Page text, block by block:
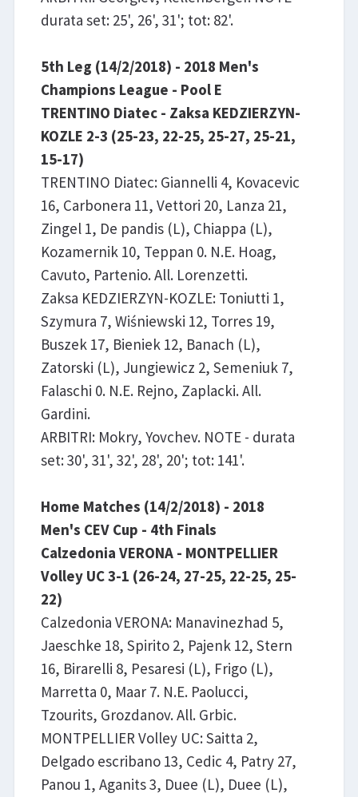
durata set: 25', 26', 31'; tot: 82'.
5th Leg (14/2/2018) - 2018 Men's
Champions League - Pool E
TRENTINO Diatec - Zaksa KEDZIERZYN-
KOZLE 2-3 (25-23, 22-25, 25-27, 25-21,
15-17)
TRENTINO Diatec: Giannelli 4, Kovacevic
16, Carbonera 11, Vettori 20, Lanza 21,
Zingel 1, De pandis (L), Chiappa (L),
Kozamernik 10, Teppan 0. N.E. Hoag,
Cavuto, Partenio. All. Lorenzetti.
Zaksa KEDZIERZYN-KOZLE: Toniutti 1,
Szymura 7, Wiśniewski 12, Torres 19,
Buszek 17, Bieniek 12, Banach (L),
Zatorski (L), Jungiewicz 2, Semeniuk 7,
Falaschi 0. N.E. Rejno, Zaplacki. All.
Gardini.
ARBITRI: Mokry, Yovchev. NOTE - durata
set: 30', 31', 32', 28', 20'; tot: 141'.
Home Matches (14/2/2018) - 2018
Men's CEV Cup - 4th Finals
Calzedonia VERONA - MONTPELLIER
Volley UC 3-1 (26-24, 27-25, 22-25, 25-
22)
Calzedonia VERONA: Manavinezhad 5,
Jaeschke 18, Spirito 2, Pajenk 12, Stern
16, Birarelli 8, Pesaresi (L), Frigo (L),
Marretta 0, Maar 7. N.E. Paolucci,
Tzourits, Grozdanov. All. Grbic.
MONTPELLIER Volley UC: Saitta 2,
Delgado escribano 13, Cedic 4, Patry 27,
Panou 1, Aganits 3, Duee (L), Duee (L),